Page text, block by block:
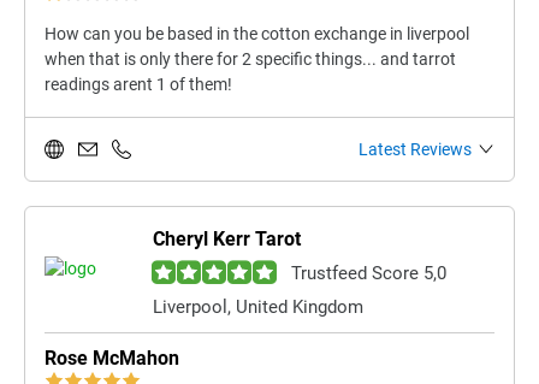
How can you be based in the cotton exchange in liverpool
when that is only there for 2 specific things... and tarrot
readings arent 1 of them!
Latest Reviews
Cheryl Kerr Tarot
Trustfeed Score 5,0
Liverpool, United Kingdom
Rose McMahon